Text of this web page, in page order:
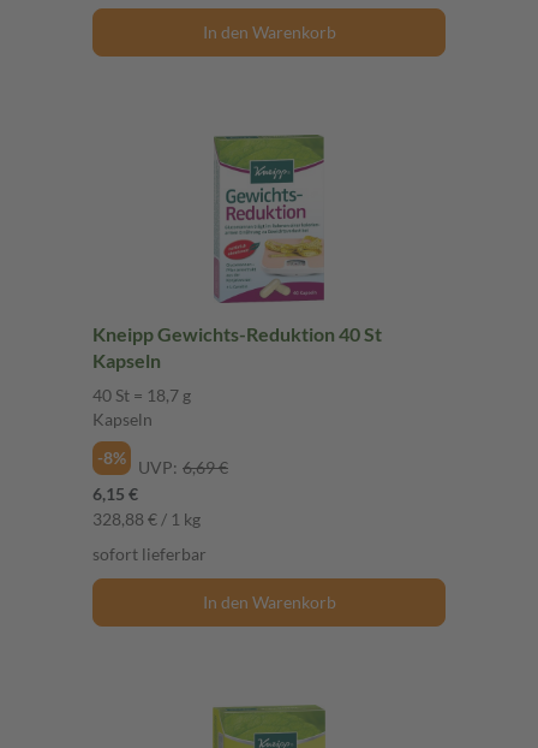
In den Warenkorb
Kneipp Gewichts-Reduktion 40 St
Kapseln
40 St = 18,7 g
Kapseln
-8%
UVP: 6,69 €
6,15 €
328,88 € / 1 kg
sofort lieferbar
In den Warenkorb